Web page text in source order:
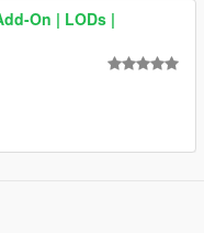
On | LODs |